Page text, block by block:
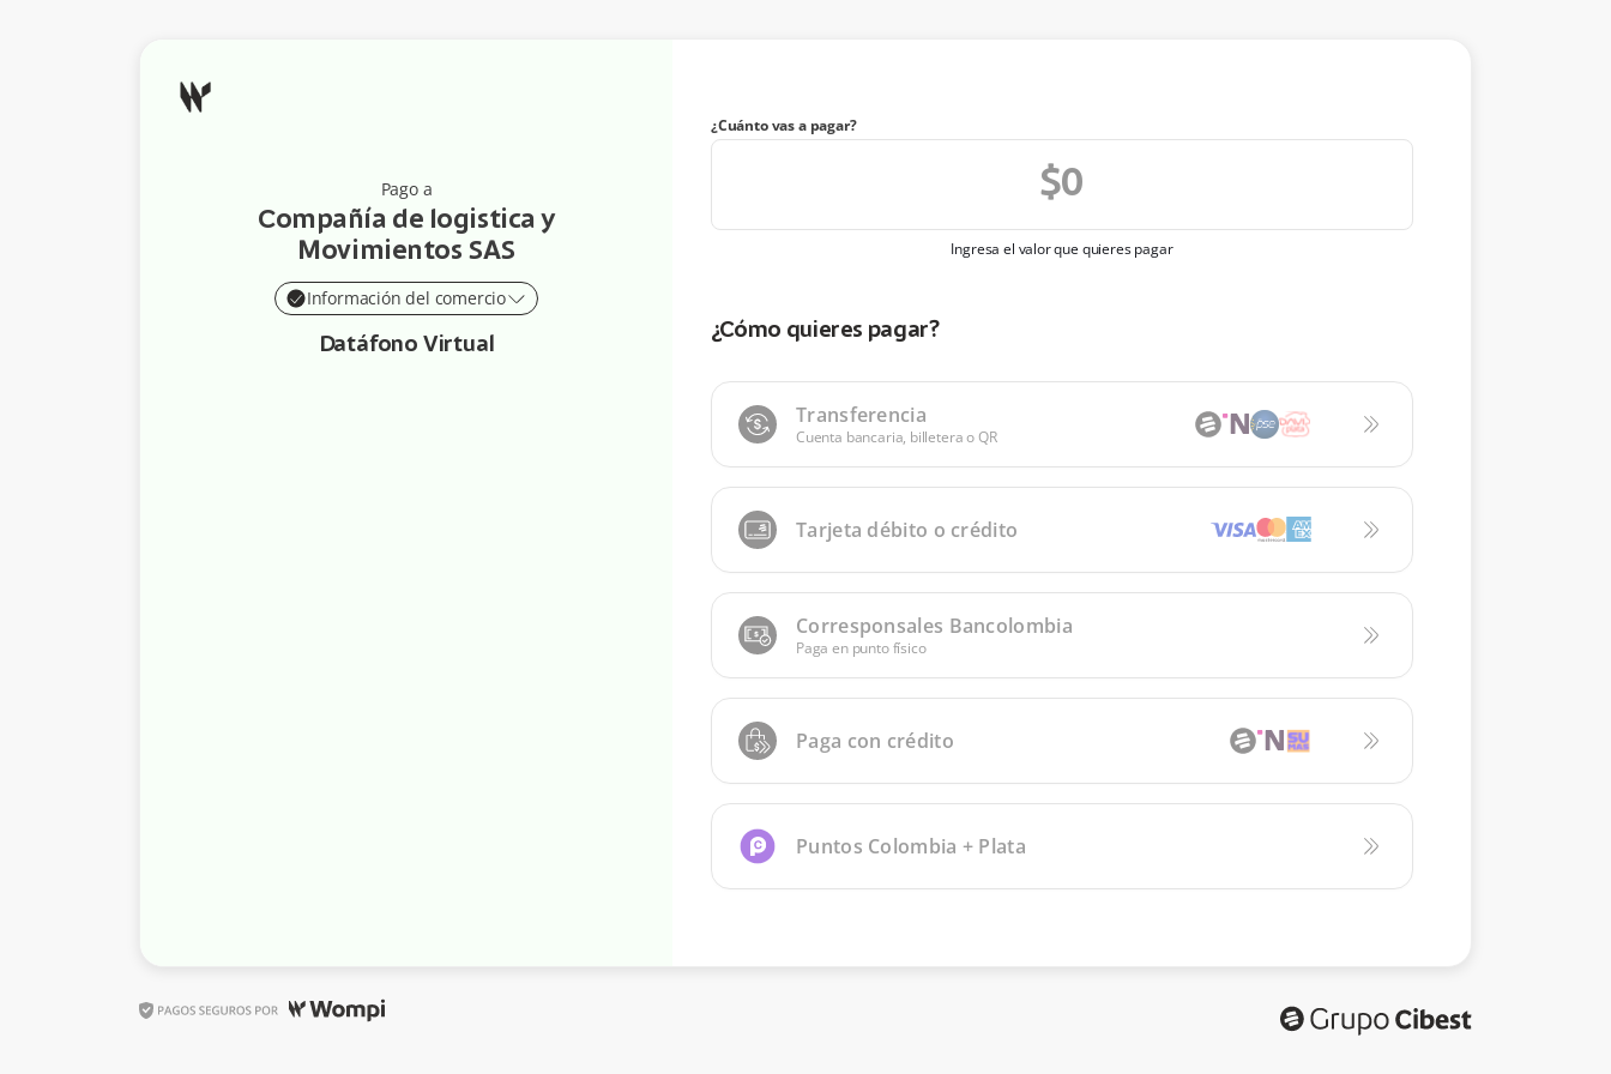
Pago a
Compañía de logistica y
Movimientos SAS
Información del comercio
Datáfono Virtual
¿Cuánto vas a pagar?
Ingresa el valor que quieres pagar
¿Cómo quieres pagar?
Transferencia
Cuenta bancaria, billetera o QR
Tarjeta débito o crédito
Corresponsales Bancolombia
Paga en punto físico
Paga con crédito
Puntos Colombia + Plata